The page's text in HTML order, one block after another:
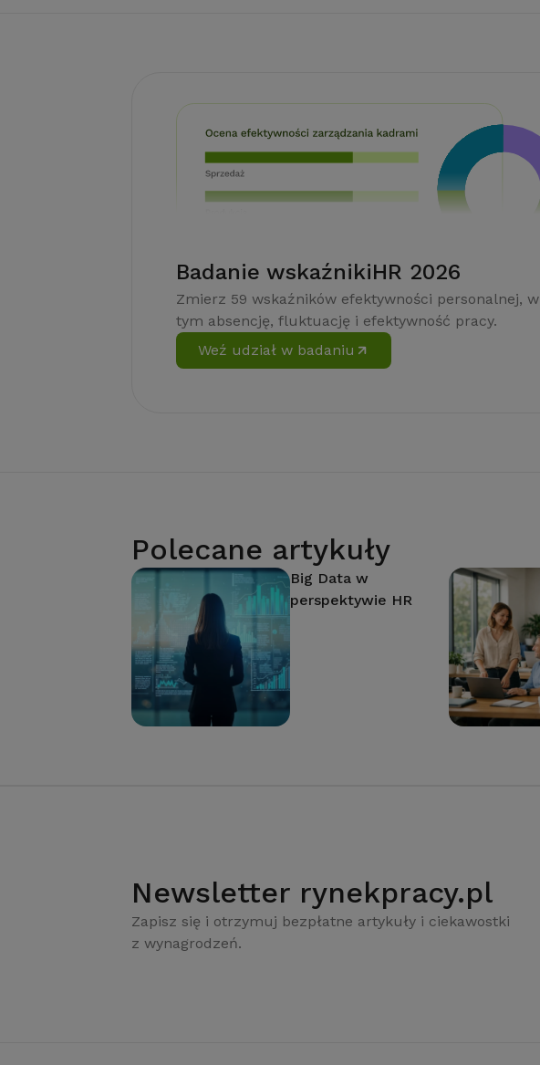
Badanie wskaźnikiHR 2026
Zmierz 59 wskaźników efektywności personalnej, w
tym absencję, fluktuację i efektywność pracy.
Weź udział w badaniu
Polecane artykuły
Big Data w
perspektywie HR
Newsletter rynekpracy.pl
Zapisz się i otrzymuj bezpłatne artykuły i ciekawostki
z wynagrodzeń.